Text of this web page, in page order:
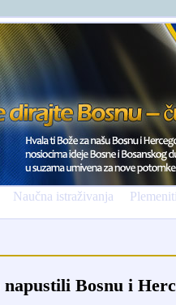
Naučna istraživanja
Bosnu i